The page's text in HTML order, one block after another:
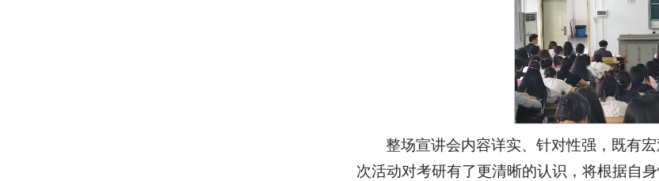
整场宣讲会内容详实、针对性强，既有
次活动对考研有了更清晰的认识，将根据自